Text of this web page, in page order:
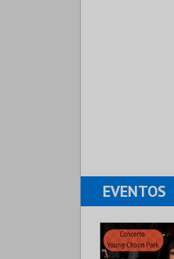
EVENTOS